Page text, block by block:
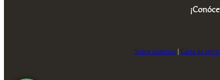
Sobre nosotros| Carta de